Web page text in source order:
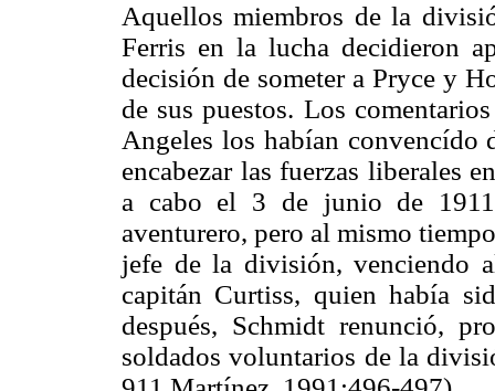
Aquellos miembros de la
Ferris en la lucha decidieron
decisión de someter a Pryce y
de sus puestos. Los
Angeles los habían convencído
encabezar las fuerzas liberales
a cabo el 3 de junio de
aventurero, pero al mismo
jefe de la división, venciendo
capitán Curtiss, quien había
después, Schmidt renunció,
soldados voluntarios de la